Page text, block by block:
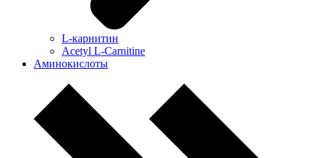
L-карнитин
Acetyl L-Carnitine
Аминокислоты